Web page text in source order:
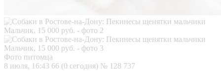
Фото питомца
8 июля, 16:43 66 (0 сегодня) № 128 737